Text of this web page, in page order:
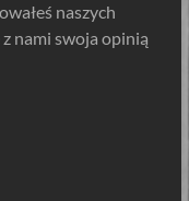
naszych
nami swoja opinią